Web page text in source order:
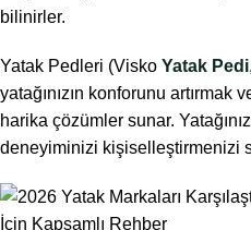
bilinirler.
Yatak Pedleri (Visko Yatak Pedi
yatağınızın konforunu
harika çözümler sunar.
deneyiminizi kişiselleştirmenizi